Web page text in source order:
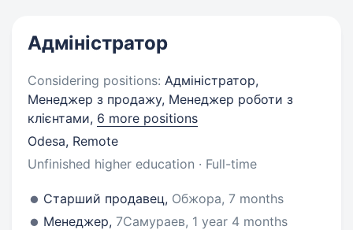
Адміністратор
Considering positions: Адміністратор,
Менеджер з продажу, Менеджер роботи з
клієнтами, 6 more positions
Odesa, Remote
Unfinished higher education · Full-time
Старший продавец, Обжора, 7 months
Менеджер, 7Самураев, 1 year 4 months